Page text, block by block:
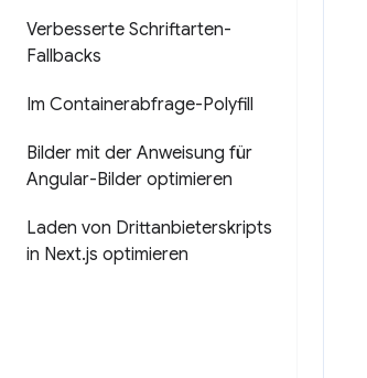
Verbesserte Schriftarten-
Fallbacks
Im Containerabfrage-Polyfill
Bilder mit der Anweisung für
Angular-Bilder optimieren
Laden von Drittanbieterskripts
in Next.js optimieren